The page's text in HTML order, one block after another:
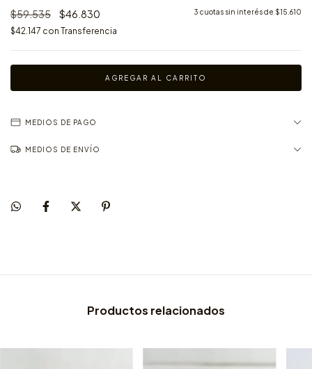
$59.535 $46.830 3 cuotas sin interés de $15.610
$42.147 con Transferencia
MEDIOS DE PAGO
MEDIOS DE ENVÍO
Productos relacionados